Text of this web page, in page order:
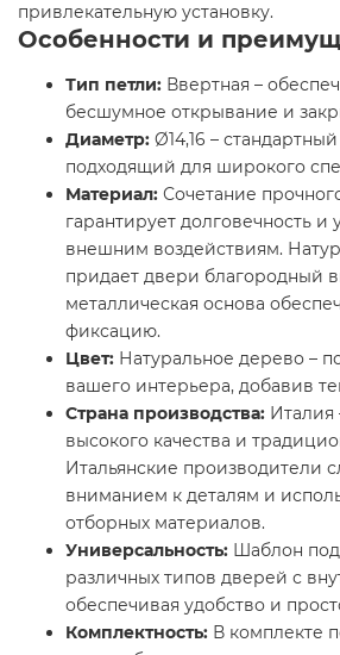
привлекательную установку.
Особенности и
Тип петли: Ввертная –
бесшумное открывание и
Диаметр: Ø14,16 –
подходящий для широкого
Материал: Сочетание
гарантирует долговечность и
внешним воздействиям.
придает двери благородный
металлическая основа
фиксацию.
Цвет: Натуральное дерево –
вашего интерьера, добавив
Страна производства: Италия
высокого качества и
Итальянские производители
вниманием к деталям и
отборных материалов.
Универсальность: Шаблон
различных типов дверей с
обеспечивая удобство и
Комплектность: В комплекте